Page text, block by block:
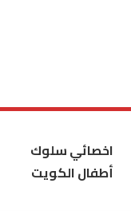
اخصائي سلوك
أطفال الكويت